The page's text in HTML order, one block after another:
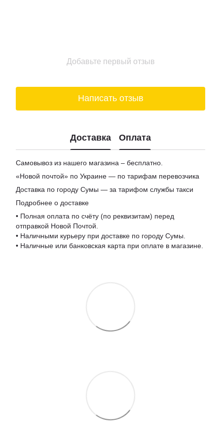
Добавьте первый отзыв
Написать отзыв
Доставка Оплата
Самовывоз из нашего магазина – бесплатно.
«Новой почтой» по Украине — по тарифам перевозчика
Доставка по городу Сумы — за тарифом службы такси
Подробнее о доставке
• Полная оплата по счёту (по реквизитам) перед
отправкой Новой Почтой.
• Наличными курьеру при доставке по городу Сумы.
• Наличные или банковская карта при оплате в магазине.